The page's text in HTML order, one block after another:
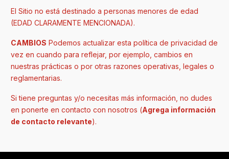
El Sitio no está destinado a personas menores de edad
(EDAD CLARAMENTE MENCIONADA).
CAMBIOS Podemos actualizar esta política de privacidad de
vez en cuando para reflejar, por ejemplo, cambios en
nuestras prácticas o por otras razones operativas, legales o
reglamentarias.
Si tiene preguntas y/o necesitas más información, no dudes
en ponerte en contacto con nosotros (Agrega información
de contacto relevante).